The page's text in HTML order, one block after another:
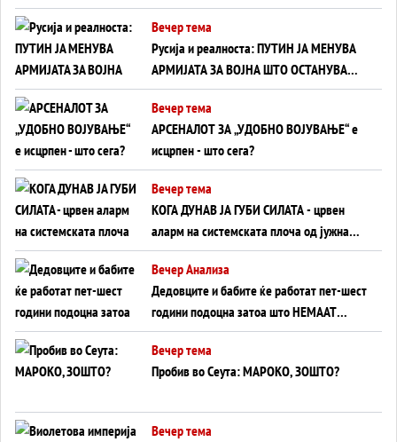
тајните на политиката на балансирање
на Вучиќ
Вечер тема
Русија и реалноста: ПУТИН ЈА МЕНУВА
АРМИЈАТА ЗА ВОЈНА ШТО ОСТАНУВА
БЕЗ ФРОНТ
Вечер тема
АРСЕНАЛОТ ЗА „УДОБНО ВОЈУВАЊЕ“ е
исцрпен - што сега?
Вечер тема
КОГА ДУНАВ ЈА ГУБИ СИЛАТА - црвен
аларм на системската плоча од јужна
Германија до Црното Море...
Вечер Анализа
Дедовците и бабите ќе работат пет-шест
години подоцна затоа што НЕМААТ
ВНУЦИ ДА ГИ ЗАМЕНАТ
Вечер тема
Пробив во Сеута: МАРОКО, ЗОШТО?
Вечер тема